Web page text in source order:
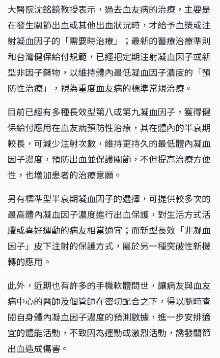
大醫院沈銘鏡教授表示，過去血友病的治療，主要是
在發生關節出血或其他出血狀況時，才給予血漿或注
射凝血因子的「需要時治療」；最新的醫療治療準則
和台灣健保給付規範，已經把定期注射凝血因子或新
型非因子藥物，以維持體內最低凝血因子濃度的「預
防性治療」，視為重度血友病的標準常規治療。
目前已經有多種長效型第八或第九凝血因子，獲得健
保給付應用在血友病預防性治療，其在體內的半衰期
較長，可減少注射次數，維持更持久的最低體內凝血
因子濃度，預防出血並保護關節，不但提高治療方便
性，也增加患者的治療意願。
另有標準型半衰期凝血因子的選擇，可提供較多次的
最高體內凝血因子濃度進行出血保護，對生活方式活
躍或喜好運動的病友相當適宜；而新型長效「非凝血
因子」皮下注射的保護方式，屬於另一種突破性新機
轉的應用。
此外，近期也有許多的手機軟體問世，讓病友與血友
病中心的醫師及個管師在密切配合之下，得以隨時查
閱自身體內凝血因子濃度的預測數據，進一步安排適
宜的體能活動，不致因為運動或激烈活動，誘發關節
出血造成傷害。